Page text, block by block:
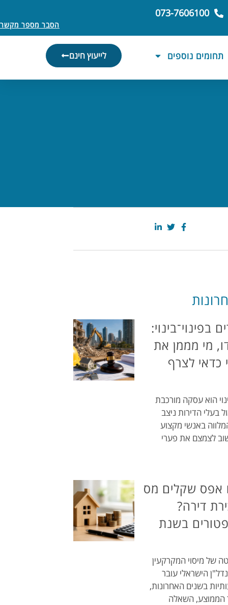
073-7606100
הסבר מספר מקשר
תחומים נוספים לייעוץ חינם
בפינוי־בינוי:
מי מממן את
כדאי לצרף
הוא עסקה מורכבת
בעלי הדירות ניצב
באנשי מקצוע
לצמצם את פערי
אפס שקלים מס
דירה?
בשנת
של מיסוי המקרקעין
הישראלי עובר
בשנים האחרונות,
הממוצע, השאלה